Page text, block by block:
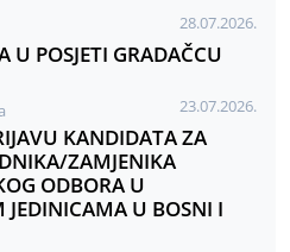
28.07.2026.
POSJETI GRADAČCU
23.07.2026.
KANDIDATA ZA
ZAMJENIKA
ODBORA U
U BOSNI I